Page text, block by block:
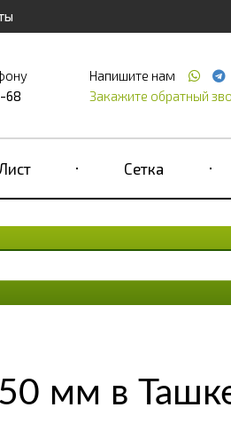
68
Напишите нам
Закажите обратный
Сетка
мм в